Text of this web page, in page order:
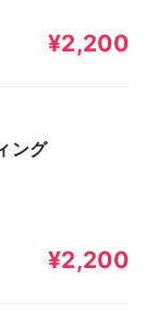
¥2,200
ング
¥2,200